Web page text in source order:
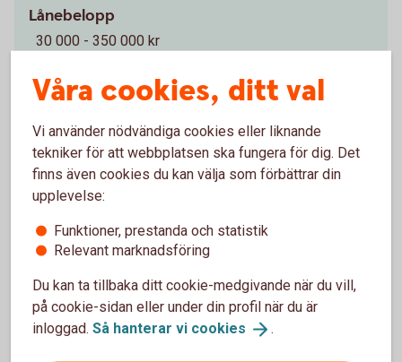
Lånebelopp
30 000 - 350 000 kr
Återbetalningstid
Uppläggningsavgift
550 kr
Aviseringsavgift e-faktura
0 kr 1
1 Vid postala avier är aviseringsavgiften 45 kr
Våra cookies, ditt val
Vi använder nödvändiga cookies eller liknande
tekniker för att webbplatsen ska fungera för dig. Det
finns även cookies du kan välja som förbättrar din
upplevelse:
Funktioner, prestanda och statistik
Relevant marknadsföring
Du kan ta tillbaka ditt cookie-medgivande när du vill,
på cookie-sidan eller under din profil när du är
inloggad. Så hanterar vi cookies .